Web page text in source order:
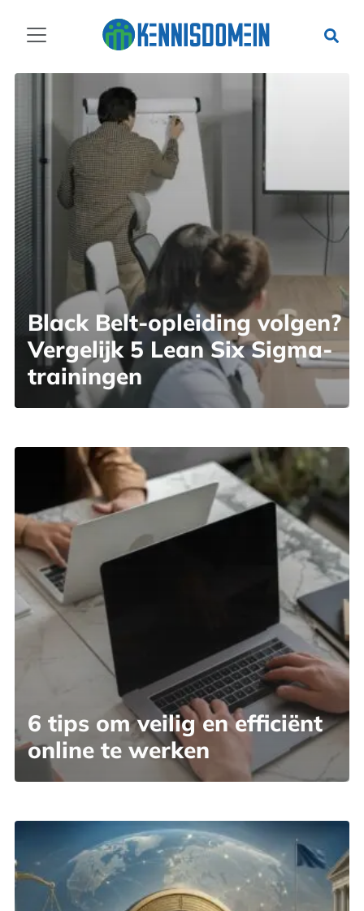
Black Belt-opleiding volgen?
Vergelijk 5 Lean Six Sigma-
trainingen
6 tips om veilig en efficiënt
online te werken